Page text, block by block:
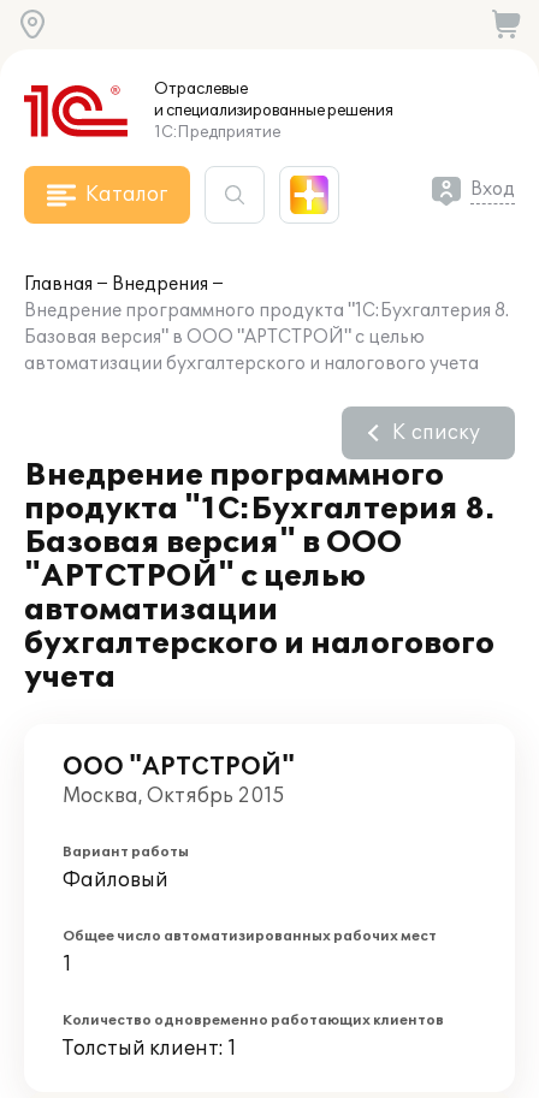
Отраслевые
и специализированныерешения
1С:Предприятие
Каталог Вход
Главная
Внедрения
Внедрение программного продукта "1С:Бухгалтерия 8.
Базовая версия" в ООО "АРТСТРОЙ" с целью
автоматизации бухгалтерского и налогового учета
Внедрение программного
продукта "1С:Бухгалтерия 8.
Базовая версия" в ООО
"АРТСТРОЙ" с целью
автоматизации
бухгалтерского и налогового
учета
К списку
ООО "АРТСТРОЙ"
Москва, Октябрь 2015
Вариант работы
Файловый
Общее число автоматизированных рабочих мест
1
Количество одновременно работающих клиентов
Толстый клиент: 1